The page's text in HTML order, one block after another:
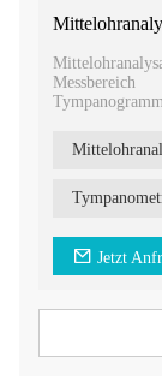
Messbereich
Jetzt